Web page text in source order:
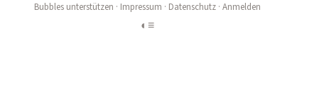
Bubbles unterstützen · Impressum · Datenschutz· Anmelden
◐ ≡